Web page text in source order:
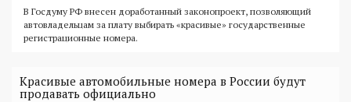
В Госдуму РФ внесен доработанный законопроект, позволяющий
автовладельцам за плату выбирать «красивые» государственные
регистрационные номера.
Красивые автомобильные номера в России будут
продавать официально